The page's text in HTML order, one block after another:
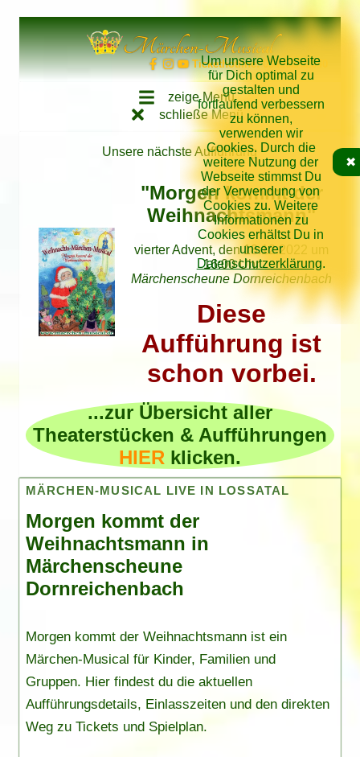
Direkt zum Inhalt springen
Um unsere Webseite
für Dich optimal zu
gestalten und
fortlaufend verbessern
zu können,
verwenden wir
Cookies. Durch die
weitere Nutzung der
Webseite stimmst Du
der Verwendung von
Cookies zu. Weitere
Informationen zu
Cookies erhältst Du in
unserer
Datenschutzerklärung.
✖
Märchen-Musical
Tickethotline: 034262/62640
zeige Menü
schließe Menü
MÄRCHEN-MUSICAL LIVE IN LOSSATAL
Morgen kommt der
Weihnachtsmann in
Märchenscheune
Dornreichenbach
Morgen kommt der Weihnachtsmann ist ein
Märchen-Musical für Kinder, Familien und
Gruppen. Hier findest du die aktuellen
Aufführungsdetails, Einlasszeiten und den direkten
Weg zu Tickets und Spielplan.
Unsere nächste Aufführung
"Morgen kommt der
Weihnachtsmann"
vierter Advent, den 18.12.2022 um
16:00 Uhr
Märchenscheune Dornreichenbach
Diese
Aufführung ist
schon vorbei.
...zur Übersicht aller
Theaterstücken & Aufführungen
HIER klicken.